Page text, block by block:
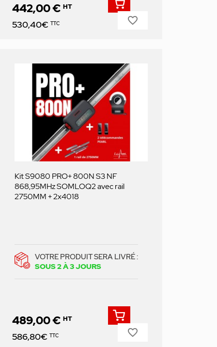
Prix
442,00 € HT
530,40€ TTC favorite_border
Kit S9080 PRO+ 800N S3 NF
868,95MHz SOMLOQ2 avec rail
2750MM + 2x4018
VOTRE PRODUIT SERA LIVRÉ :
SOUS 2 À 3 JOURS
Prix
489,00 € HT
586,80€ TTC favorite_border